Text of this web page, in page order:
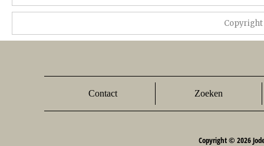
Contact Zoeken
Copyright © 2026